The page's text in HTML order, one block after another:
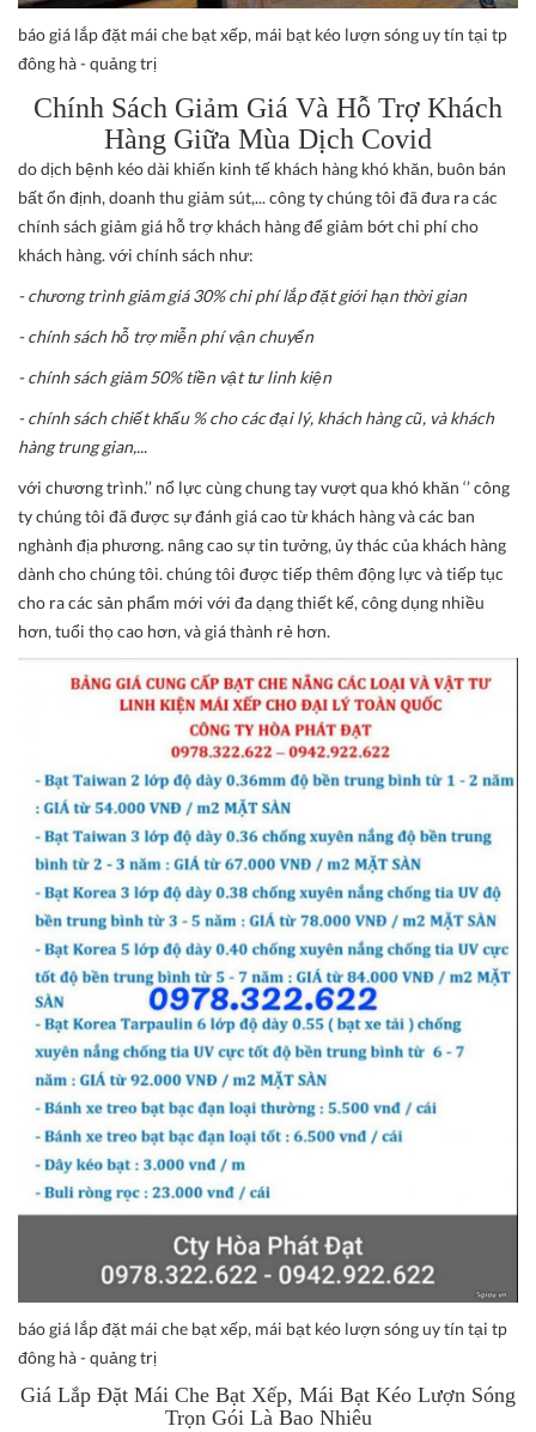
báo giá lắp đặt mái che bạt xếp, mái bạt kéo lượn sóng uy tín tại tp
đông hà - quảng trị
Chính Sách Giảm Giá Và Hỗ Trợ Khách
Hàng Giữa Mùa Dịch Covid
do dịch bệnh kéo dài khiến kinh tế khách hàng khó khăn, buôn bán
bất ổn định, doanh thu giảm sút,... công ty chúng tôi đã đưa ra các
chính sách giảm giá hỗ trợ khách hàng để giảm bớt chi phí cho
khách hàng. với chính sách như:
- chương trình giảm giá 30% chi phí lắp đặt giới hạn thời gian
- chính sách hỗ trợ miễn phí vận chuyển
- chính sách giảm 50% tiền vật tư linh kiện
- chính sách chiết khấu % cho các đại lý, khách hàng cũ, và khách
hàng trung gian,...
với chương trình.’’ nổ lực cùng chung tay vượt qua khó khăn ‘’ công
ty chúng tôi đã được sự đánh giá cao từ khách hàng và các ban
nghành địa phương. nâng cao sự tin tưởng, ủy thác của khách hàng
dành cho chúng tôi. chúng tôi được tiếp thêm động lực và tiếp tục
cho ra các sản phẩm mới với đa dạng thiết kế, công dụng nhiều
hơn, tuổi thọ cao hơn, và giá thành rẻ hơn.
báo giá lắp đặt mái che bạt xếp, mái bạt kéo lượn sóng uy tín tại tp
đông hà - quảng trị
Giá Lắp Đặt Mái Che Bạt Xếp, Mái Bạt Kéo Lượn Sóng
Trọn Gói Là Bao Nhiêu